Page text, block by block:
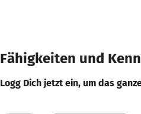
Fähigkeiten und
Logg Dich jetzt ein, um das